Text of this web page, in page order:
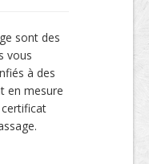
sont des
vous
à des
en mesure